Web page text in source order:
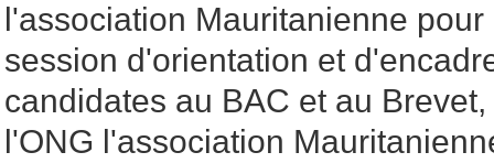
l'association Mauritanienne
session d'orientation et
candidates au BAC et au
l'ONG l'association